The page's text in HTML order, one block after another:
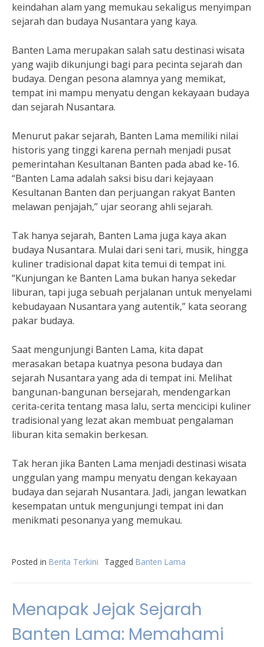
keindahan alam yang memukau sekaligus menyimpan
sejarah dan budaya Nusantara yang kaya.
Banten Lama merupakan salah satu destinasi wisata
yang wajib dikunjungi bagi para pecinta sejarah dan
budaya. Dengan pesona alamnya yang memikat,
tempat ini mampu menyatu dengan kekayaan budaya
dan sejarah Nusantara.
Menurut pakar sejarah, Banten Lama memiliki nilai
historis yang tinggi karena pernah menjadi pusat
pemerintahan Kesultanan Banten pada abad ke-16.
“Banten Lama adalah saksi bisu dari kejayaan
Kesultanan Banten dan perjuangan rakyat Banten
melawan penjajah,” ujar seorang ahli sejarah.
Tak hanya sejarah, Banten Lama juga kaya akan
budaya Nusantara. Mulai dari seni tari, musik, hingga
kuliner tradisional dapat kita temui di tempat ini.
“Kunjungan ke Banten Lama bukan hanya sekedar
liburan, tapi juga sebuah perjalanan untuk menyelami
kebudayaan Nusantara yang autentik,” kata seorang
pakar budaya.
Saat mengunjungi Banten Lama, kita dapat
merasakan betapa kuatnya pesona budaya dan
sejarah Nusantara yang ada di tempat ini. Melihat
bangunan-bangunan bersejarah, mendengarkan
cerita-cerita tentang masa lalu, serta mencicipi kuliner
tradisional yang lezat akan membuat pengalaman
liburan kita semakin berkesan.
Tak heran jika Banten Lama menjadi destinasi wisata
unggulan yang mampu menyatu dengan kekayaan
budaya dan sejarah Nusantara. Jadi, jangan lewatkan
kesempatan untuk mengunjungi tempat ini dan
menikmati pesonanya yang memukau.
Posted in Berita Terkini Tagged Banten Lama
Menapak Jejak Sejarah
Banten Lama: Memahami